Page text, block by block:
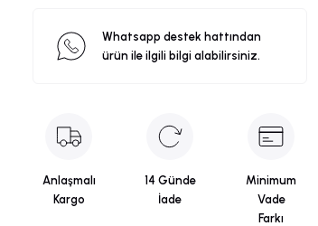
Whatsapp destek hattından
ürün ile ilgili bilgi alabilirsiniz.
Anlaşmalı
Kargo
14 Günde
İade
Minimum
Vade
Farkı